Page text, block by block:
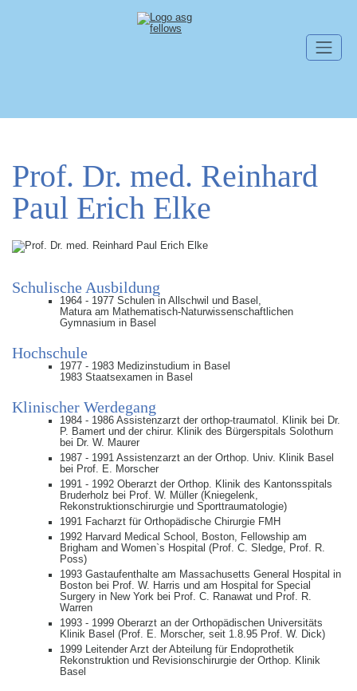
Prof. Dr. med. Reinhard
Paul Erich Elke
Schulische Ausbildung
1964 - 1977 Schulen in Allschwil und Basel,
Matura am Mathematisch-Naturwissenschaftlichen
Gymnasium in Basel
Hochschule
1977 - 1983 Medizinstudium in Basel
1983 Staatsexamen in Basel
Klinischer Werdegang
1984 - 1986 Assistenzarzt der orthop-traumatol. Klinik bei Dr.
P. Bamert und der chirur. Klinik des Bürgerspitals Solothurn
bei Dr. W. Maurer
1987 - 1991 Assistenzarzt an der Orthop. Univ. Klinik Basel
bei Prof. E. Morscher
1991 - 1992 Oberarzt der Orthop. Klinik des Kantonsspitals
Bruderholz bei Prof. W. Müller (Kniegelenk,
Rekonstruktionschirurgie und Sporttraumatologie)
1991 Facharzt für Orthopädische Chirurgie FMH
1992 Harvard Medical School, Boston, Fellowship am
Brigham and Women`s Hospital (Prof. C. Sledge, Prof. R.
Poss)
1993 Gastaufenthalte am Massachusetts General Hospital in
Boston bei Prof. W. Harris und am Hospital for Special
Surgery in New York bei Prof. C. Ranawat und Prof. R.
Warren
1993 - 1999 Oberarzt an der Orthopädischen Universitäts
Klinik Basel (Prof. E. Morscher, seit 1.8.95 Prof. W. Dick)
1999 Leitender Arzt der Abteilung für Endoprothetik
Rekonstruktion und Revisionschirurgie der Orthop. Klinik
Basel